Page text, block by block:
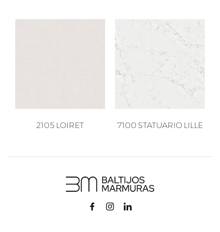
2105 LOIRET 7100 STATUARIO LILLE